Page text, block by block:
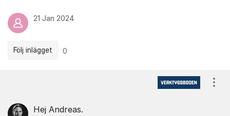
21 Jan 2024
Följ inlägget 0
Hej Andreas.